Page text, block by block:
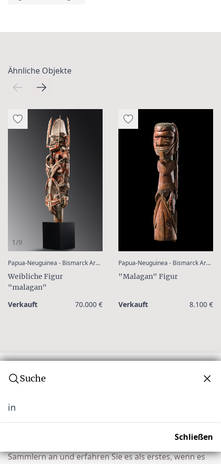
Ähnliche Objekte
1/9
Papua-Neuguinea - Bismarck Archipel - Neu Irland - Simberi (Tabar Inseln)
Weibliche Figur
"malagan"
Verkauft 70.000 €
Papua-Neuguinea - Bismarck Archipel - Neu Irland
"Malagan" Figur
Verkauft 8.100 €
Suche
in
Schließen
Abonnieren Sie unseren Newsletter
unserer Community von über 10.000 Tribal Art
Sammlern an und erfahren Sie es als erstes, wenn es